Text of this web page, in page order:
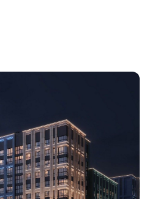
15.04.26, 23:21
это весь ЖК Эстет